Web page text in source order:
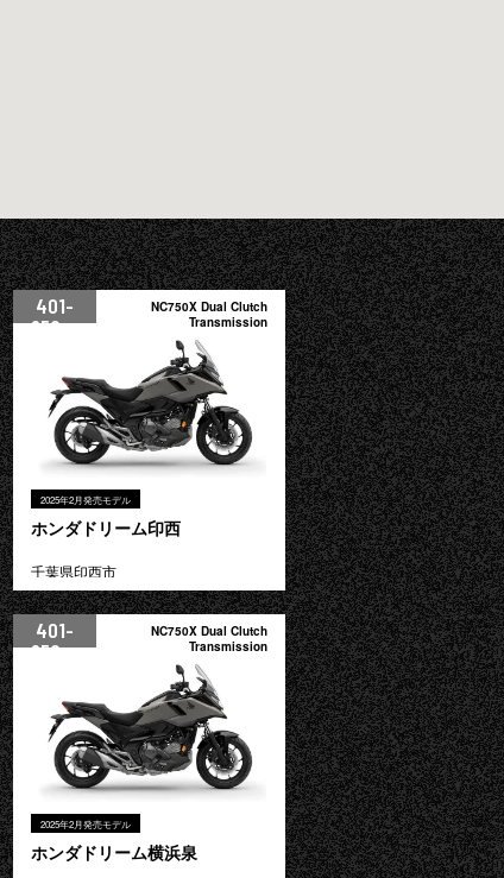
401-
950cc
NC750X Dual Clutch
Transmission
2025年2月発売モデル
ホンダドリーム印西
千葉県印西市
401-
950cc
NC750X Dual Clutch
Transmission
2025年2月発売モデル
ホンダドリーム横浜泉